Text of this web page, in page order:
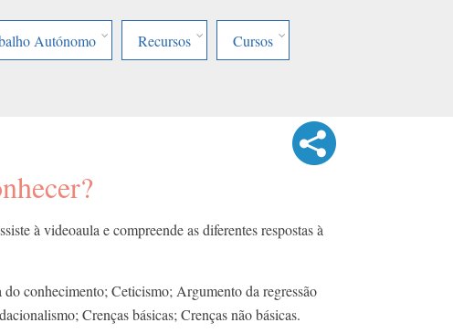
Autónomo Recursos Cursos
à videoaula e compreende as diferentes respostas à
conhecimento; Ceticismo; Argumento da regressão
Crenças básicas; Crenças não básicas.